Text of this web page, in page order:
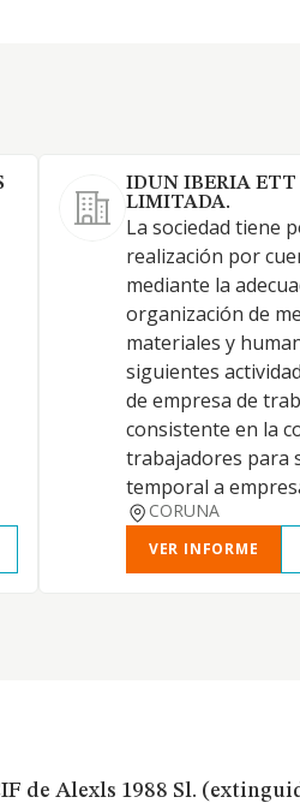
IDUN IBERIA ETT
LIMITADA.
La sociedad tiene
realización por
mediante la
organización de
materiales y
siguientes
de empresa de
consistente en la
trabajadores para
temporal a
CORUNA
VER INFORME
de Alexls 1988 Sl.